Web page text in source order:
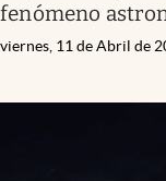
fenómeno
viernes, 11 de Abril de